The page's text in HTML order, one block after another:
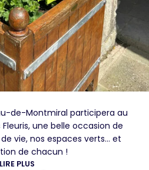
de-Montmiral participera au
une belle occasion de
vie, nos espaces verts… et
de chacun !
LIRE PLUS